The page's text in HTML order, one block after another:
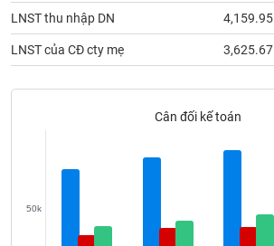
LNST thu nhập DN 4,159.95
LNST của CĐ cty mẹ 3,625.67
Cân đối kế toán
50k
giả
(-)
cáo
ngữ